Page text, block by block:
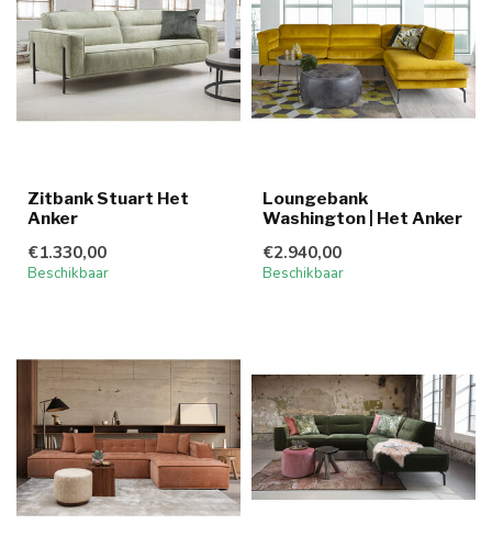
Zitbank Stuart Het
Anker
€1.330,00
Beschikbaar
Loungebank
Washington | Het Anker
€2.940,00
Beschikbaar